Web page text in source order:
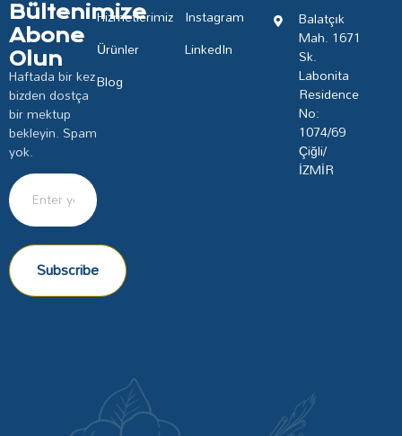
Bültenimize
Abone
Olun
Haftada bir kez
bizden dostça
bir mektup
bekleyin. Spam
yok.
Subscribe
Hizmetlerimiz
Ürünler
Blog
Instagram
LinkedIn
Balatçık
Mah. 1671
Sk.
Labonita
Residence
No:
1074/69
Çiğli/
İZMİR